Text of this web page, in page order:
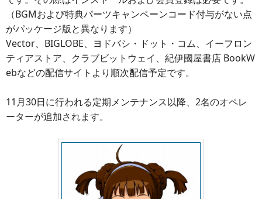
（BGMおよび特典パーツキャンペーンコード付与がない点
がパッケージ版と異なります）
Vector、BIGLOBE、ヨドバシ・ドット・コム、イーフロン
ティアストア、クラブビットウェイ、紀伊國屋書店 BookW
ebなどの配信サイトより順次配信予定です。
11月30日に行われる定期メンテナンス以降、2名のオペレ
ーターが追加されます。